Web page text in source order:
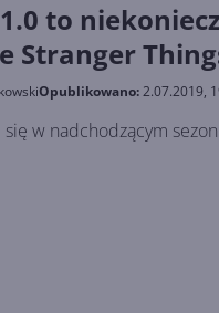
to
Stranger
Opublikowano:2.07.2019,
w nadchodzącym